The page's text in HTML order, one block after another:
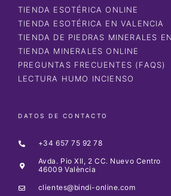
TIENDA ESOTÉRICA ONLINE
TIENDA ESOTÉRICA EN VALENCIA
TIENDA DE PIEDRAS MINERALES
TIENDA MINERALES ONLINE
PREGUNTAS FRECUENTES (FAQS)
LECTURA HUMO INCIENSO
DATOS DE CONTACTO
+34 657 75 92 78
Avda. Pio XII, 2 CC. Nuevo Centro
46009 València
clientes@bindi-online.com